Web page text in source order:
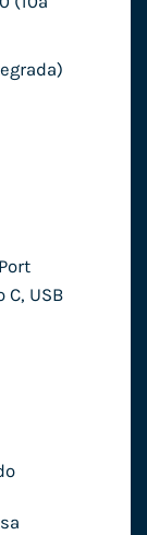
C, USB